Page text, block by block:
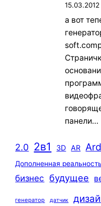
15.03.2012
а вот
панели…
2.0 2в1 3D AR
Дополненная реальность
бизнес будущее
генератор датчик